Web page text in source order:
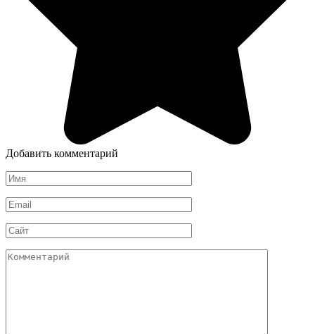
Добавить комментарий
Имя
*
Email
*
Сайт
Комментарий